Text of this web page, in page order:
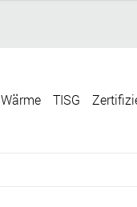
Wärme TISG